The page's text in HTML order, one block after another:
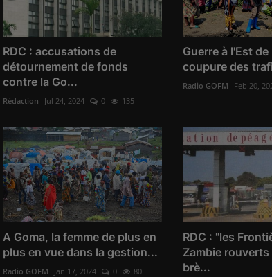
RDC : accusations de
détournement de fonds
contre la Go...
Rédaction Jul 24, 2024 0 135
Guerre à l'Est de
coupure des
Radio GOFM Feb 20,
A Goma, la femme de plus en
plus en vue dans la gestion...
Radio GOFM Jan 17, 2024 0 80
RDC : "les
Zambie
brè...